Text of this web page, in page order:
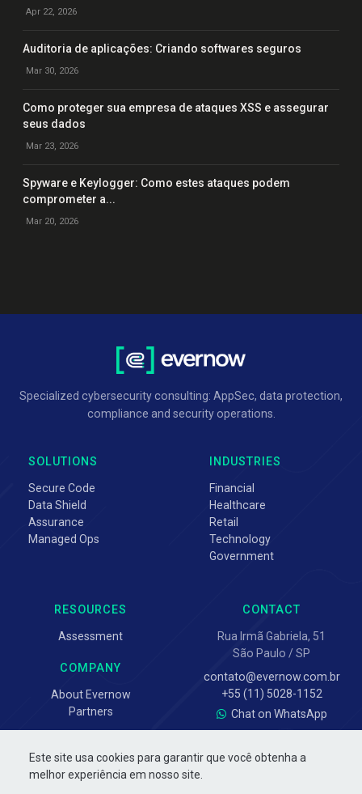
Este site usa cookies para garantir que você obtenha a
melhor experiência em nosso site.
Apr 22, 2026
Auditoria de aplicações: Criando softwares seguros
Mar 30, 2026
Como proteger sua empresa de ataques XSS e assegurar
seus dados
Mar 23, 2026
Spyware e Keylogger: Como estes ataques podem
comprometer a...
Mar 20, 2026
Specialized cybersecurity consulting: AppSec, data protection,
compliance and security operations.
SOLUTIONS
Secure Code
Data Shield
Assurance
Managed Ops
INDUSTRIES
Financial
Healthcare
Retail
Technology
Government
RESOURCES
Assessment
COMPANY
About Evernow
Partners
CONTACT
Rua Irmã Gabriela, 51
São Paulo / SP
contato@evernow.com.br
+55 (11) 5028-1152
Chat on WhatsApp